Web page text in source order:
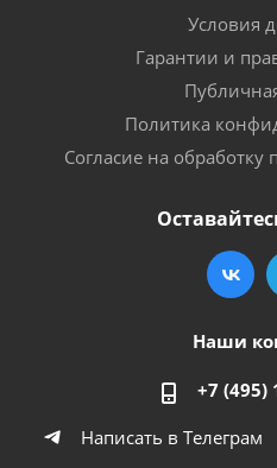
Условия
Гарантии и
Политика
Согласие на
Наши
+7 (495)
Написать в Телеграм